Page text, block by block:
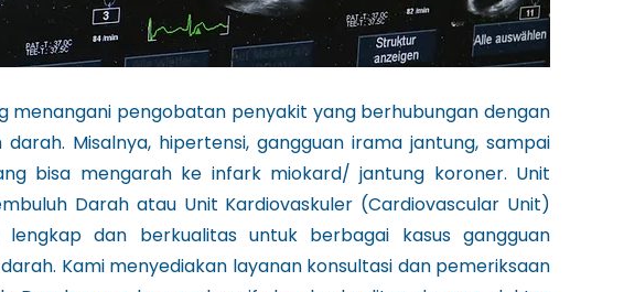
menangani pengobatan penyakit yang berhubungan dengan
Misalnya, hipertensi, gangguan irama jantung, sampai
bisa mengarah ke infark miokard/ jantung koroner. Unit
Darah atau Unit Kardiovaskuler (Cardiovascular Unit)
lengkap dan berkualitas untuk berbagai kasus gangguan
Kami menyediakan layanan konsultasi dan pemeriksaan